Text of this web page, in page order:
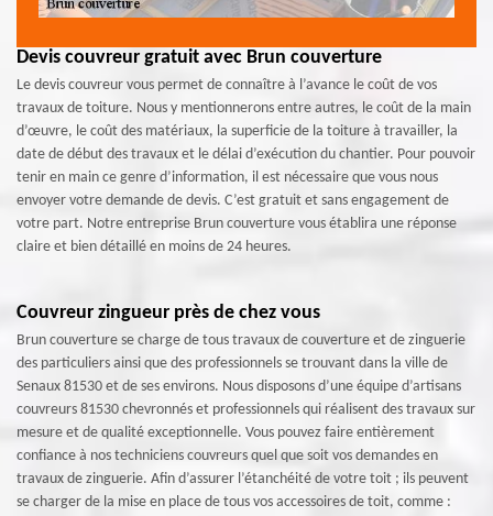
Devis couvreur gratuit avec Brun couverture
Le devis couvreur vous permet de connaître à l’avance le coût de vos
travaux de toiture. Nous y mentionnerons entre autres, le coût de la main
d’œuvre, le coût des matériaux, la superficie de la toiture à travailler, la
date de début des travaux et le délai d’exécution du chantier. Pour pouvoir
tenir en main ce genre d’information, il est nécessaire que vous nous
envoyer votre demande de devis. C’est gratuit et sans engagement de
votre part. Notre entreprise Brun couverture vous établira une réponse
claire et bien détaillé en moins de 24 heures.
Couvreur zingueur près de chez vous
Brun couverture se charge de tous travaux de couverture et de zinguerie
des particuliers ainsi que des professionnels se trouvant dans la ville de
Senaux 81530 et de ses environs. Nous disposons d’une équipe d’artisans
couvreurs 81530 chevronnés et professionnels qui réalisent des travaux sur
mesure et de qualité exceptionnelle. Vous pouvez faire entièrement
confiance à nos techniciens couvreurs quel que soit vos demandes en
travaux de zinguerie. Afin d’assurer l’étanchéité de votre toit ; ils peuvent
se charger de la mise en place de tous vos accessoires de toit, comme :